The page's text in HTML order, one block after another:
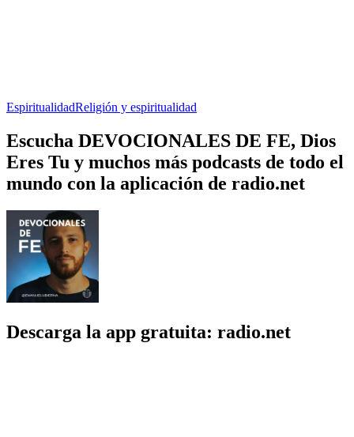
EspiritualidadReligión y espiritualidad
Escucha DEVOCIONALES DE FE, Dios
Eres Tu y muchos más podcasts de todo el
mundo con la aplicación de radio.net
Descarga la app gratuita: radio.net